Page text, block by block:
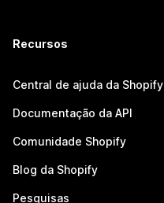
Recursos
Central de ajuda da Shopify
Documentação da API
Comunidade Shopify
Blog da Shopify
Pesquisas